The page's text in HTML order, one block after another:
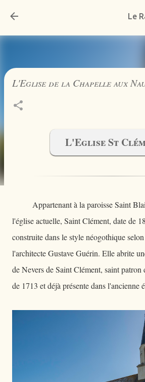
Le
L'Eglise de la Chapelle aux
L'Eglise St
Appartenant à la paroisse Saint
l'église actuelle, Saint Clément, date de
construite dans le style néogothique
l'architecte Gustave Guérin. Elle abrite
de Nevers de Saint Clément, saint patron
de 1713 et déjà présente dans l'ancienne